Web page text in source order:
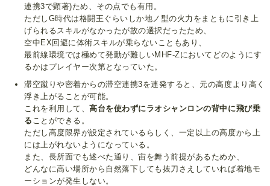
連携3で顕著)ため、その点でも有用。
ただしG時代は格闘王ぐらいしか地ノ型の火力をまともに引き上
げられるスキルがなかったが故の選択だったため、
空中EX回避に体術スキルが乗らないこともあり、
最前線環境では極めて発動が難しいMHF-Zにおいてどのようにす
るかはプレイヤー次第となっていた。
滞空蹴りや密着からの滞空連携3を連発すると、元の高度より高く
浮き上がることが可能。
これを利用して、高台を使わずにラオシャンロンの背中に飛び乗
る ことができる。
ただし高度限界が設定されているらしく、一定以上の高度から上
には上がれないようになっている。
また、長所面でも述べた通り、宙を舞う前提があるためか、
どんなに高い場所から自然落下しても抜刀さえしていれば着地モ
ーションが発生しない。